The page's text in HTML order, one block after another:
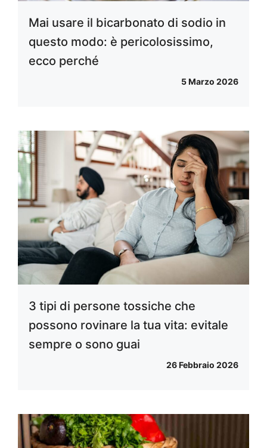
Mai usare il bicarbonato di sodio in
questo modo: è pericolosissimo,
ecco perché
5 Marzo 2026
3 tipi di persone tossiche che
possono rovinare la tua vita: evitale
sempre o sono guai
26 Febbraio 2026